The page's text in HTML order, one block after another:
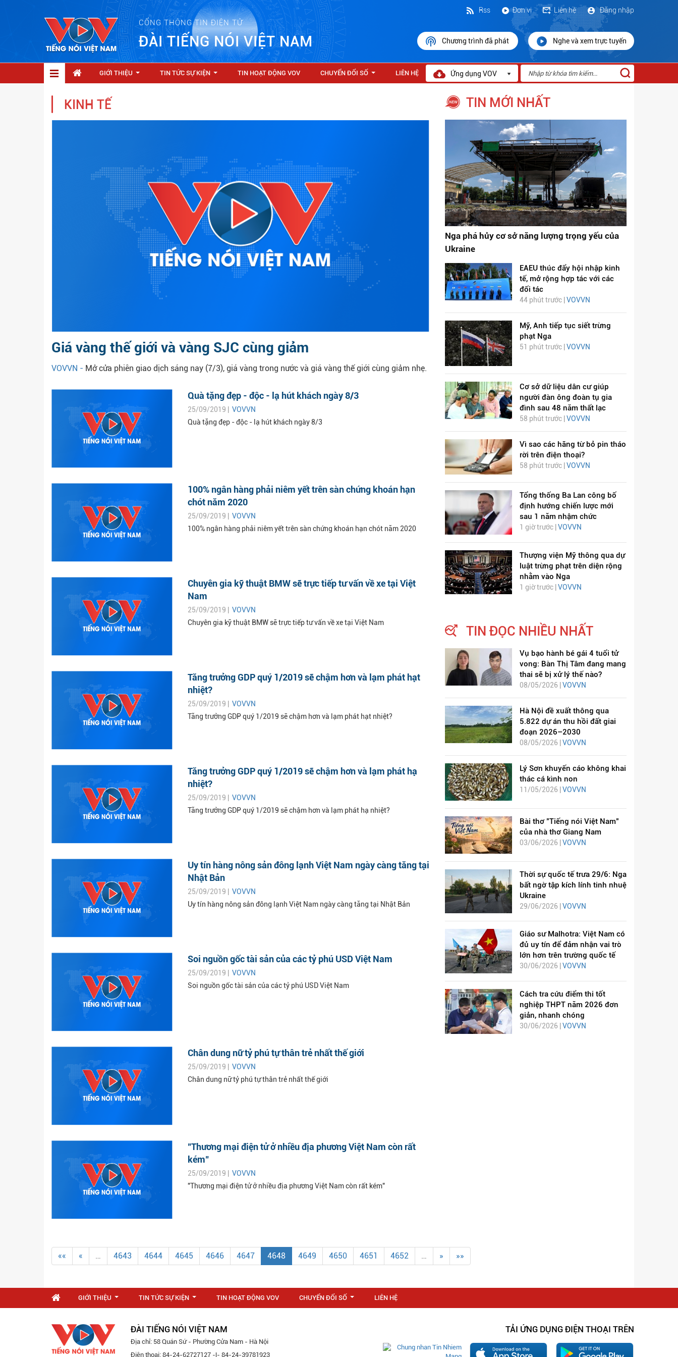
CỔNG THÔNG TIN ĐIỆN TỬ
ĐÀI TIẾNG NÓI VIỆT NAM
Đăng nhập
Liên hệ
Đơn vị
Rss
Chương trình đã phát Nghe và xem trực tuyến
GIỚI THIỆU TIN TỨC SỰ KIỆN TIN HOẠT ĐỘNG VOV CHUYỂN ĐỔI SỐ LIÊN HỆ Ứng dụng VOV
KINH TẾ
Giá vàng thế giới và vàng SJC cùng giảm
VOVVN - Mở cửa phiên giao dịch sáng nay (7/3), giá vàng trong nước và giá vàng thế giới cùng giảm nhẹ.
Quà tặng đẹp - độc - lạ hút khách ngày 8/3
25/09/2019 | VOVVN
Quà tặng đẹp - độc - lạ hút khách ngày 8/3
100% ngân hàng phải niêm yết trên sàn chứng khoán hạn
chót năm 2020
25/09/2019 | VOVVN
100% ngân hàng phải niêm yết trên sàn chứng khoán hạn chót năm 2020
Chuyên gia kỹ thuật BMW sẽ trực tiếp tư vấn về xe tại Việt
Nam
25/09/2019 | VOVVN
Chuyên gia kỹ thuật BMW sẽ trực tiếp tư vấn về xe tại Việt Nam
Tăng trưởng GDP quý 1/2019 sẽ chậm hơn và lạm phát hạt
nhiệt?
25/09/2019 | VOVVN
Tăng trưởng GDP quý 1/2019 sẽ chậm hơn và lạm phát hạt nhiệt?
Tăng trưởng GDP quý 1/2019 sẽ chậm hơn và lạm phát hạ
nhiệt?
25/09/2019 | VOVVN
Tăng trưởng GDP quý 1/2019 sẽ chậm hơn và lạm phát hạ nhiệt?
Uy tín hàng nông sản đông lạnh Việt Nam ngày càng tăng tại
Nhật Bản
25/09/2019 | VOVVN
Uy tín hàng nông sản đông lạnh Việt Nam ngày càng tăng tại Nhật Bản
Soi nguồn gốc tài sản của các tỷ phú USD Việt Nam
25/09/2019 | VOVVN
Soi nguồn gốc tài sản của các tỷ phú USD Việt Nam
Chân dung nữ tỷ phú tự thân trẻ nhất thế giới
25/09/2019 | VOVVN
Chân dung nữ tỷ phú tự thân trẻ nhất thế giới
"Thương mại điện tử ở nhiều địa phương Việt Nam còn rất
kém"
25/09/2019 | VOVVN
"Thương mại điện tử ở nhiều địa phương Việt Nam còn rất kém"
TIN MỚI NHẤT
Nga phá hủy cơ sở năng lượng trọng yếu của
Ukraine
EAEU thúc đẩy hội nhập kinh
tế, mở rộng hợp tác với các
đối tác
44 phút trước | VOVVN
Mỹ, Anh tiếp tục siết trừng
phạt Nga
51 phút trước | VOVVN
Cơ sở dữ liệu dân cư giúp
người đàn ông đoàn tụ gia
đình sau 48 năm thất lạc
58 phút trước | VOVVN
Vì sao các hãng từ bỏ pin tháo
rời trên điện thoại?
58 phút trước | VOVVN
Tổng thống Ba Lan công bố
định hướng chiến lược mới
sau 1 năm nhậm chức
1 giờ trước | VOVVN
Thượng viện Mỹ thông qua dự
luật trừng phạt trên diện rộng
nhằm vào Nga
1 giờ trước | VOVVN
TIN ĐỌC NHIỀU NHẤT
Vụ bạo hành bé gái 4 tuổi tử
vong: Bàn Thị Tâm đang mang
thai sẽ bị xử lý thế nào?
08/05/2026 | VOVVN
Hà Nội đề xuất thông qua
5.822 dự án thu hồi đất giai
đoạn 2026–2030
08/05/2026 | VOVVN
Lý Sơn khuyến cáo không khai
thác cá kình non
11/05/2026 | VOVVN
Bài thơ "Tiếng nói Việt Nam"
của nhà thơ Giang Nam
03/06/2026 | VOVVN
Thời sự quốc tế trưa 29/6: Nga
bất ngờ tập kích lính tinh nhuệ
Ukraine
29/06/2026 | VOVVN
Giáo sư Malhotra: Việt Nam có
đủ uy tín để đảm nhận vai trò
lớn hơn trên trường quốc tế
30/06/2026 | VOVVN
Cách tra cứu điểm thi tốt
nghiệp THPT năm 2026 đơn
giản, nhanh chóng
30/06/2026 | VOVVN
«« « … 4643 4644 4645 4646 4647 4648 4649 4650 4651 4652 … » »»
GIỚI THIỆU TIN TỨC SỰ KIỆN TIN HOẠT ĐỘNG VOV CHUYỂN ĐỔI SỐ LIÊN HỆ
ĐÀI TIẾNG NÓI VIỆT NAM
Địa chỉ: 58 Quán Sứ - Phường Cửa Nam - Hà Nội
Điện thoại: 84-24-62727127 -|- 84-24-39781923
TẢI ỨNG DỤNG ĐIỆN THOẠI TRÊN